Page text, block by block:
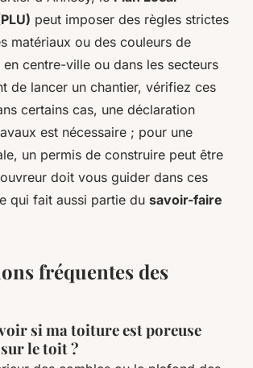
peut imposer des règles strictes
matériaux ou des couleurs de
centre-ville ou dans les secteurs
de lancer un chantier, vérifiez ces
certains cas, une déclaration
est nécessaire ; pour une
un permis de construire peut être
doit vous guider dans ces
qui fait aussi partie du savoir-faire
fréquentes des
si ma toiture est poreuse
le toit ?